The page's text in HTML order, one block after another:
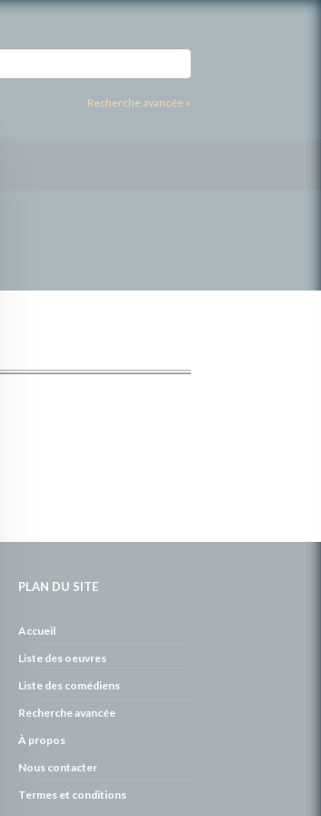
Recherche avancée »
PLAN DU SITE
Accueil
Liste des oeuvres
Liste des comédiens
Recherche avancée
À propos
Nous contacter
Termes et conditions